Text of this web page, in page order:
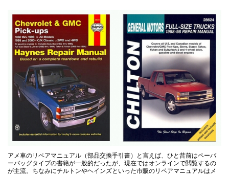
アメ車のリペアマニュアル（部品交換手引書）と言えば、ひと昔前はペーパ
ーバッグタイプの書籍が一般的だったが、現在ではオンラインで閲覧するの
が主流。ちなみにチルトンやヘインズといった市販のリペアマニュアルはメ